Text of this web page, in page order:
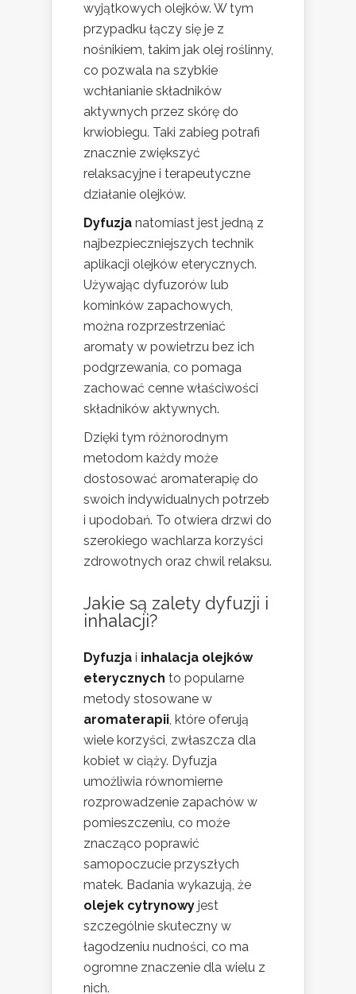
wyjątkowych olejków. W tym
przypadku łączy się je z
nośnikiem, takim jak olej roślinny,
co pozwala na szybkie
wchłanianie składników
aktywnych przez skórę do
krwiobiegu. Taki zabieg potrafi
znacznie zwiększyć
relaksacyjne i terapeutyczne
działanie olejków.
Dyfuzja natomiast jest jedną z
najbezpieczniejszych technik
aplikacji olejków eterycznych.
Używając dyfuzorów lub
kominków zapachowych,
można rozprzestrzeniać
aromaty w powietrzu bez ich
podgrzewania, co pomaga
zachować cenne właściwości
składników aktywnych.
Dzięki tym różnorodnym
metodom każdy może
dostosować aromaterapię do
swoich indywidualnych potrzeb
i upodobań. To otwiera drzwi do
szerokiego wachlarza korzyści
zdrowotnych oraz chwil relaksu.
Jakie są zalety dyfuzji i
inhalacji?
Dyfuzja i inhalacja olejków
eterycznych to popularne
metody stosowane w
aromaterapii, które oferują
wiele korzyści, zwłaszcza dla
kobiet w ciąży. Dyfuzja
umożliwia równomierne
rozprowadzenie zapachów w
pomieszczeniu, co może
znacząco poprawić
samopoczucie przyszłych
matek. Badania wykazują, że
olejek cytrynowy jest
szczególnie skuteczny w
łagodzeniu nudności, co ma
ogromne znaczenie dla wielu z
nich.